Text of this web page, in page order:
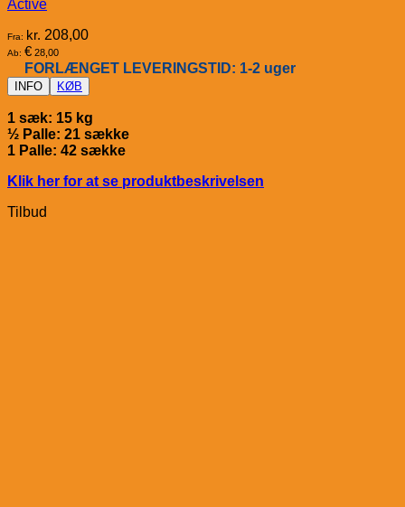
Active
Fra: kr. 208,00
Ab: € 28,00
FORLÆNGET LEVERINGSTID: 1-2 uger
INFO KØB
1 sæk: 15 kg
½ Palle: 21 sække
1 Palle: 42 sække
Klik her for at se produktbeskrivelsen
Tilbud